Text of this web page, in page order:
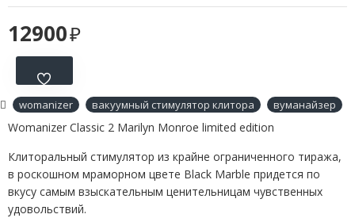
12900
womanizer вакуумный стимулятор клитора вуманайзер
Womanizer Classic 2 Marilyn Monroe limited edition
Клиторальный стимулятор из крайне ограниченного тиража,
в роскошном мраморном цвете Black Marble придется по
вкусу самым взыскательным ценительницам чувственных
удовольствий.